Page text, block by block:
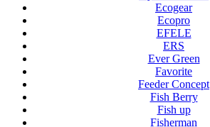
Ecogear
Ecopro
EFELE
ERS
Ever Green
Favorite
Feeder Concept
Fish Berry
Fish up
Fisherman